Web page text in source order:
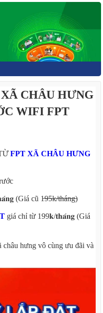
CHÂU HƯNG
WIFI FPT
FPT XÃ CHÂU HƯNG
(Giá cũ 1̶9̶5̶k̶/̶t̶h̶á̶n̶g̶)
giá chỉ từ 199𝐤/𝐭𝐡𝐚́𝐧𝐠 (Giá
hưng vô cùng ưu đãi và